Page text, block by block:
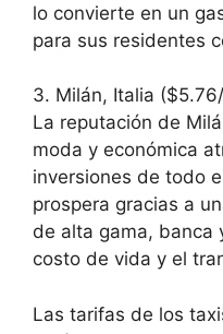
lo convierte en un
para sus residentes
3. Milán, Italia
La reputación de
moda y económica
inversiones de todo
prospera gracias a
de alta gama, banca
costo de vida y el
Las tarifas de los